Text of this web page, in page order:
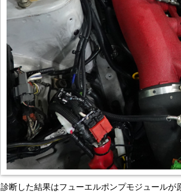
診断した結果はフューエルポンプモジュールが